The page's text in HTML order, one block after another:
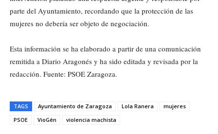
parte del Ayuntamiento, recordando que la protección de las
mujeres no debería ser objeto de negociación.
Esta información se ha elaborado a partir de una comunicación
remitida a Diario Aragonés y ha sido editada y revisada por la
redacción. Fuente: PSOE Zaragoza.
TAGS Ayuntamiento de Zaragoza Lola Ranera
mujeres
PSOE
VioGén violencia machista